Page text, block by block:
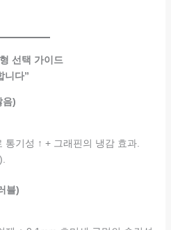
선택 가이드
니다”
음)
통기성 ↑ + 그래핀의 냉감 효과.
블)